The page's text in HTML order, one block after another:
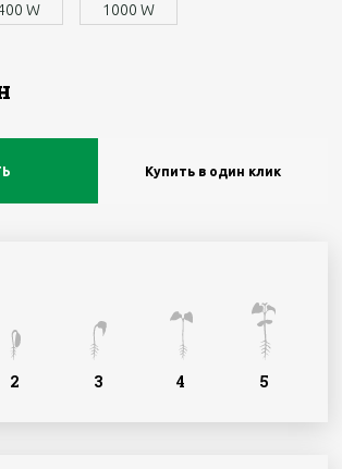
W 1000 W
Купить в один клик
5
4
3
2